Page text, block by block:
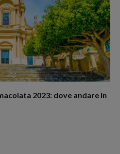
2023: dove andare in